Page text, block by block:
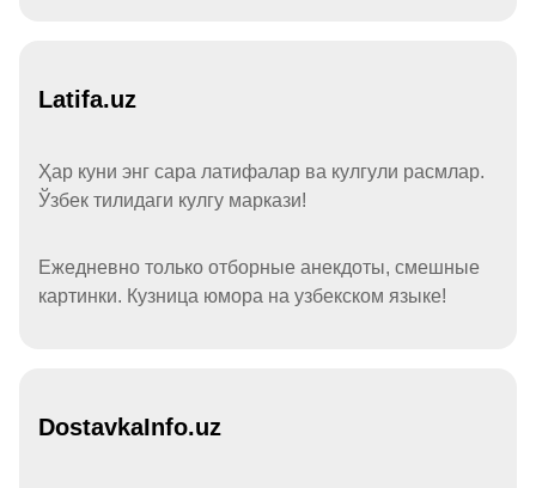
Latifa.uz
Ҳар куни энг сара латифалар ва кулгули расмлар.
Ўзбек тилидаги кулгу маркази!
Ежедневно только отборные анекдоты, смешные
картинки. Кузница юмора на узбекском языке!
DostavkaInfo.uz